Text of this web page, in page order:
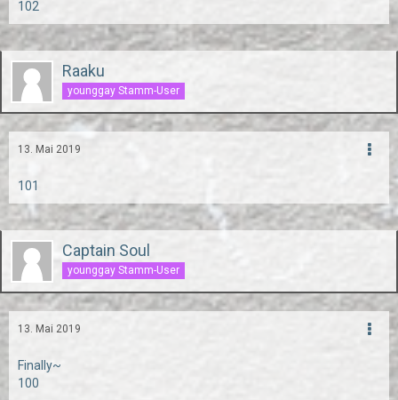
102
Raaku
younggay Stamm-User
13. Mai 2019
101
Captain Soul
younggay Stamm-User
13. Mai 2019
Finally~
100